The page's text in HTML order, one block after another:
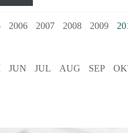
2006 2007 2008 2009
JUN JUL AUG SEP